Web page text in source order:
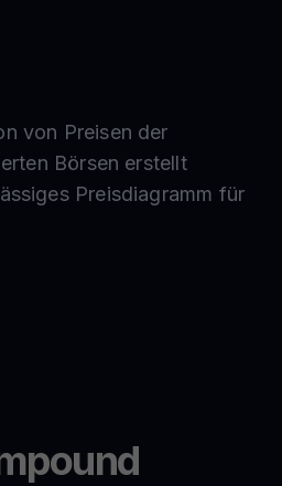
von Preisen der
Börsen erstellt
Preisdiagramm für